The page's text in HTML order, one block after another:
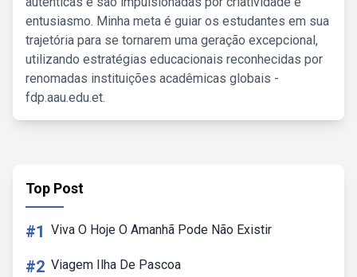
entusiasmo. Minha meta é guiar os estudantes em sua
trajetória para se tornarem uma geração excepcional,
utilizando estratégias educacionais reconhecidas por
renomadas instituições acadêmicas globais -
fdp.aau.edu.et.
Top Post
#1 Viva O Hoje O Amanhã Pode Não Existir
#2 Viagem Ilha De Pascoa